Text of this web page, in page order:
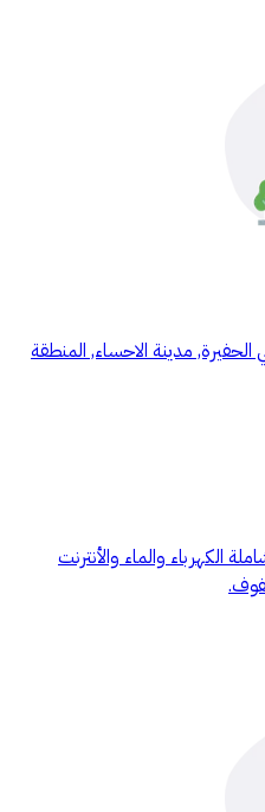
في شارع 2646097, حي الحفيرة, مدينة الاحساء, المنطقة
الكهرباء والماء والأنترنت